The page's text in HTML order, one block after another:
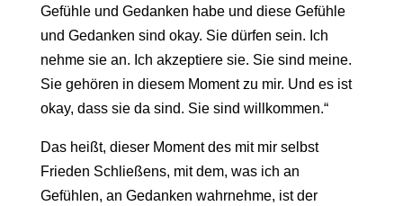
Gefühle und Gedanken habe und diese Gefühle
und Gedanken sind okay. Sie dürfen sein. Ich
nehme sie an. Ich akzeptiere sie. Sie sind meine.
Sie gehören in diesem Moment zu mir. Und es ist
okay, dass sie da sind. Sie sind willkommen.“
Das heißt, dieser Moment des mit mir selbst
Frieden Schließens, mit dem, was ich an
Gefühlen, an Gedanken wahrnehme, ist der